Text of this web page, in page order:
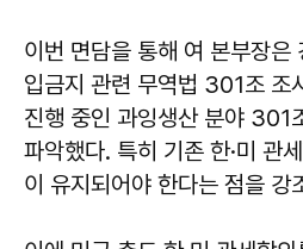
이번 면담을 통해 여 본부장은
입금지 관련 무역법 301조 조
진행 중인 과잉생산 분야 301
파악했다. 특히 기존 한·미 관
이 유지되어야 한다는 점을 강